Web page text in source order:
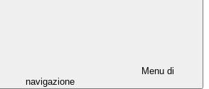
Menu di
navigazione